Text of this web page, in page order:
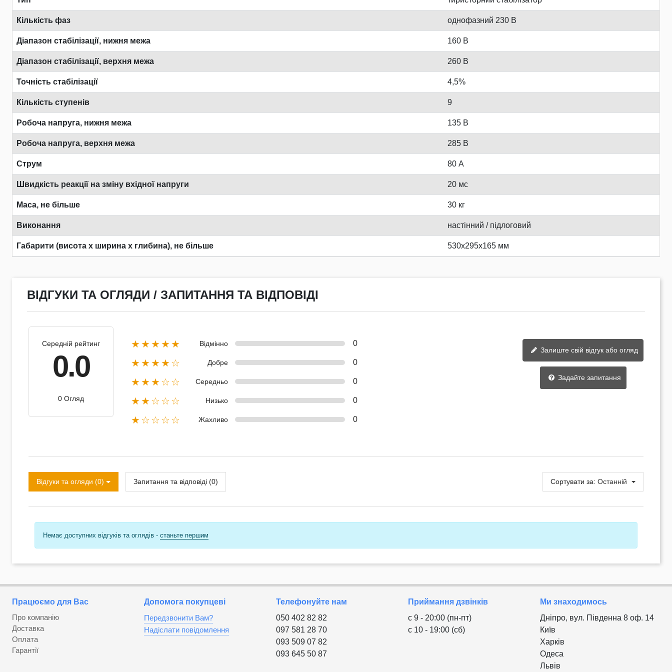
Кількість фаз однофазний 230 В
Діапазон стабілізації, нижня межа 160 В
Діапазон стабілізації, верхня межа 260 В
Точність стабілізації 4,5%
Кількість ступенів 9
Робоча напруга, нижня межа 135 В
Робоча напруга, верхня межа 285 В
Струм 80 А
Швидкість реакції на зміну вхідної напруги 20 мс
Маса, не більше 30 кг
Виконання настінний / підлоговий
Габарити (висота х ширина х глибина), не більше 530х295х165 мм
ВІДГУКИ ТА ОГЛЯДИ / ЗАПИТАННЯ ТА ВІДПОВІДІ
Середній рейтинг
0.0
0 Огляд
★★★★★ Відмінно 0
★★★★☆ Добре 0
★★★☆☆ Середньо 0
★★☆☆☆ Низько 0
★☆☆☆☆ Жахливо 0
Залиште свій відгук або огляд
Задайте запитання
Відгуки та огляди (0) Запитання та відповіді (0) Сортувати за: Останній
Немає доступних відгуків та оглядів - станьте першим
Працюємо для Вас
Про компанію
Доставка
Оплата
Гарантії
Допомога покупцеві
Передзвонити Вам?
Надіслати повідомлення
Телефонуйте нам
050 402 82 82
097 581 28 70
093 509 07 82
093 645 50 87
Приймання дзвінків
с 9 - 20:00 (пн-пт)
с 10 - 19:00 (сб)
Ми знаходимось
Дніпро, вул. Південна 8 оф. 14
Київ
Харків
Одеса
Львів